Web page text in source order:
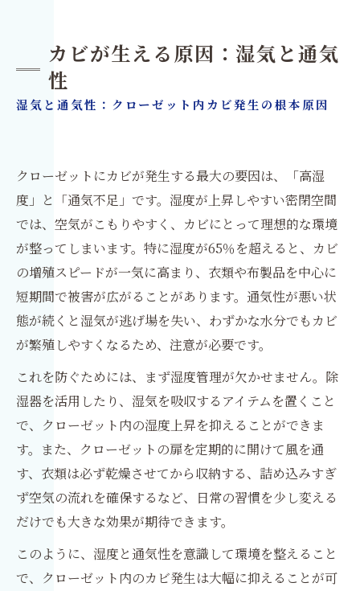
カビが生える原因：湿気と通気
性
湿気と通気性：クローゼット内カビ発生の根本原因
クローゼットにカビが発生する最大の要因は、「高湿
度」と「通気不足」です。湿度が上昇しやすい密閉空間
では、空気がこもりやすく、カビにとって理想的な環境
が整ってしまいます。特に湿度が65％を超えると、カビ
の増殖スピードが一気に高まり、衣類や布製品を中心に
短期間で被害が広がることがあります。通気性が悪い状
態が続くと湿気が逃げ場を失い、わずかな水分でもカビ
が繁殖しやすくなるため、注意が必要です。
これを防ぐためには、まず湿度管理が欠かせません。除
湿器を活用したり、湿気を吸収するアイテムを置くこと
で、クローゼット内の湿度上昇を抑えることができま
す。また、クローゼットの扉を定期的に開けて風を通
す、衣類は必ず乾燥させてから収納する、詰め込みすぎ
ず空気の流れを確保するなど、日常の習慣を少し変える
だけでも大きな効果が期待できます。
このように、湿度と通気性を意識して環境を整えること
で、クローゼット内のカビ発生は大幅に抑えることが可